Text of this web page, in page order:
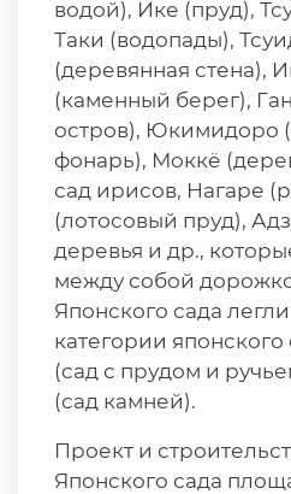
водой), Ике (пруд),
Таки (водопады),
(деревянная стена),
(каменный берег),
остров), Юкимидоро
фонарь), Моккё
сад ирисов, Нагаре
(лотосовый пруд),
деревья и др.,
между собой
Японского сада
категории
(сад с прудом и
(сад камней).
Проект и
Японского сада